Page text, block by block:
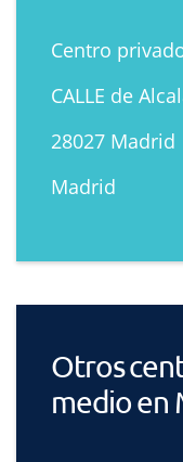
Centro
CALLE de
28027 Madrid
Madrid
Otros
medio en